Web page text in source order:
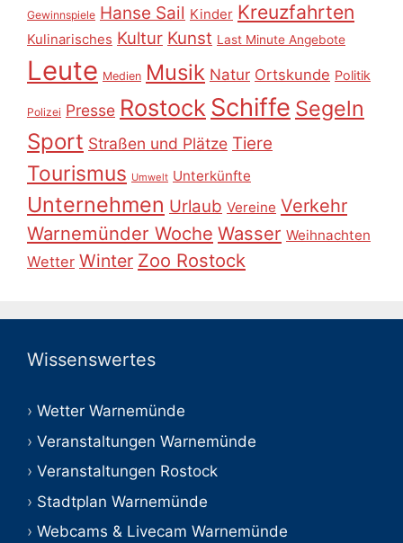
Gewinnspiele Hanse Sail Kinder Kreuzfahrten
Kulinarisches Kultur Kunst Last Minute Angebote
Leute Medien Musik Natur Ortskunde Politik
Polizei Presse Rostock Schiffe Segeln
Sport Straßen und Plätze Tiere
Tourismus Umwelt Unterkünfte
Unternehmen Urlaub Vereine Verkehr
Warnemünder Woche Wasser Weihnachten
Wetter Winter Zoo Rostock
Wissenswertes
Wetter Warnemünde
Veranstaltungen Warnemünde
Veranstaltungen Rostock
Stadtplan Warnemünde
Webcams & Livecam Warnemünde